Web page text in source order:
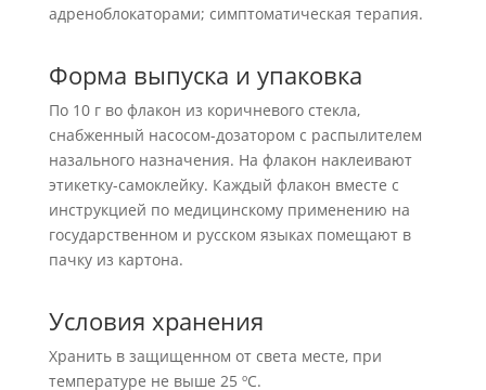
адреноблокаторами; симптоматическая терапия.
Форма выпуска и упаковка
По 10 г во флакон из коричневого стекла,
снабженный насосом-дозатором с распылителем
назального назначения. На флакон наклеивают
этикетку-самоклейку. Каждый флакон вместе с
инструкцией по медицинскому применению на
государственном и русском языках помещают в
пачку из картона.
Условия хранения
Хранить в защищенном от света месте, при
температуре не выше 25 ºС.